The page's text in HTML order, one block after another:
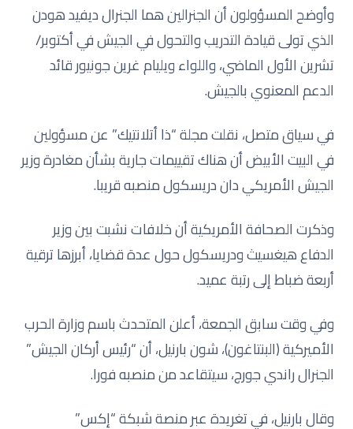
وأوضح المسؤولون أن الجنرالين هما الجنرال ديفيد هودن
الذي تولى قيادة التدريب والتحول في الجيش في أكتوبر/
تشرين الأول الماضي، واللواء ويليام غرين جونيور قائد
الدعم المعنوي بالجيش.
في سياق متصل، نقلت مجلة “ذا أتلانتيك” عن مسؤولين
في البيت الأبيض أن هناك تقييمات جارية بشأن مغادرة وزير
الجيش الأمريكي دان دريسكول منصبه قريبا.
وذكرت الصحافة الأمريكية أن خلافات نشبت بين وزير
الدفاع هيغسيث ودريسكول حول عدة قضايا، أبرزها ترقية
أربعة ضباط إلى رتبة عميد.
وفي وقت سابق الجمعة، أعلن المتحدث باسم وزارة الحرب
الأميركية (البنتاغون)، شون بارنيل، أن “رئيس أركان الجيش”
الجنرال راندي جورج، سيتقاعد من منصبه فورا.
وقال بارنيل، في تغريدة عبر منصة شبكة “إكس”